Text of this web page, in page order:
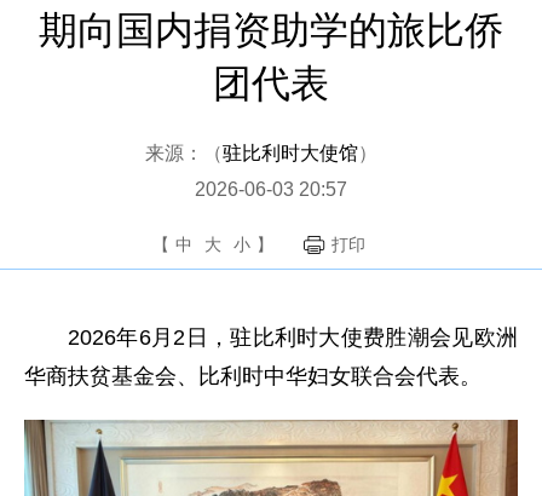
期向国内捐资助学的旅比侨
团代表
来源：（驻比利时大使馆）
2026-06-03 20:57
【 中 大 小 】 打印
2026年6月2日，驻比利时大使费胜潮会见欧洲
华商扶贫基金会、比利时中华妇女联合会代表。